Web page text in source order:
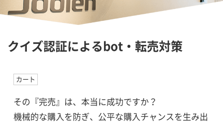
クイズ認証によるbot・転売対策
カート
その『完売』は、本当に成功ですか？
機械的な購入を防ぎ、公平な購入チャンスを生み出